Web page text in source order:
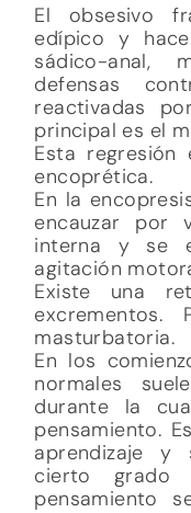
El obsesivo
edípico y
sádico-anal,
defensas
reactivadas
principal es el
Esta
encoprética.
En la
encauzar por
interna y se
agitación
Existe una
masturbatoria.
En los
normales
durante la
pensamiento.
aprendizaje y
cierto grado
pensamiento